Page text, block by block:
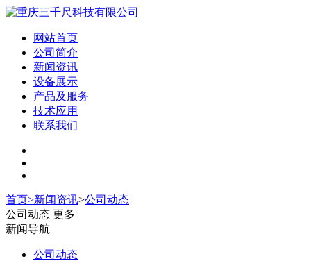
网站首页
公司简介
新闻资讯
设备展示
产品及服务
技术应用
联系我们
首页>新闻资讯>公司动态
公司动态 更多
新闻导航
公司动态